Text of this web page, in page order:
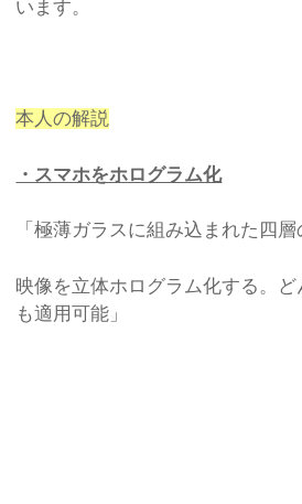
います。
本人の解説
・スマホをホログラム化
「極薄ガラスに組み込まれた四層
映像を立体ホログラム化する。
も適用可能」